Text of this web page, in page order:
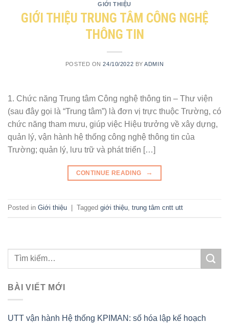
GIỚI THIỆU
GIỚI THIỆU TRUNG TÂM CÔNG NGHỆ
THÔNG TIN
POSTED ON24/10/2022 BYADMIN
1. Chức năng Trung tâm Công nghệ thông tin – Thư viện
(sau đây gọi là “Trung tâm”) là đơn vị trực thuộc Trường, có
chức năng tham mưu, giúp việc Hiệu trưởng về xây dựng,
quản lý, vận hành hệ thống công nghệ thông tin của
Trường; quản lý, lưu trữ và phát triển […]
CONTINUE READING →
Posted in Giới thiệu Tagged giới thiệu, trung tâm cntt utt
BÀI VIẾT MỚI
UTT vận hành Hệ thống KPIMAN: số hóa lập kế hoạch